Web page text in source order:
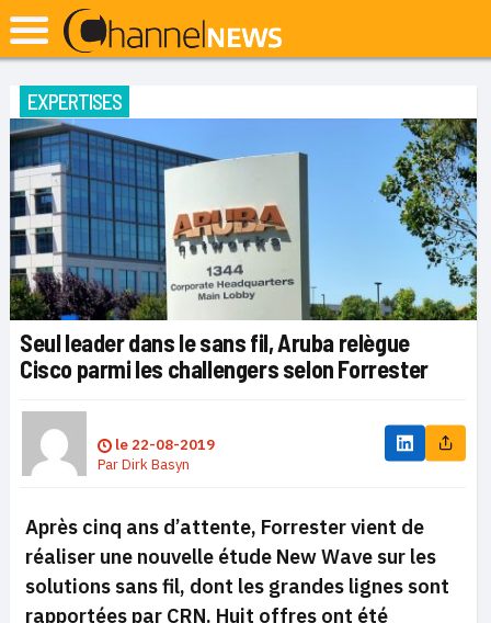
EXPERTISES
Seul leader dans le sans fil, Aruba relègue
Cisco parmi les challengers selon Forrester
le 22-08-2019
ParDirk Basyn
Après cinq ans d’attente, Forrester vient de
réaliser une nouvelle étude New Wave sur les
solutions sans fil, dont les grandes lignes sont
rapportées par CRN. Huit offres ont été